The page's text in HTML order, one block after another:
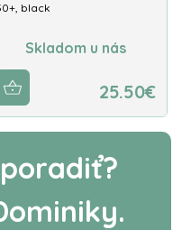
black
Skladom u nás
25.50€